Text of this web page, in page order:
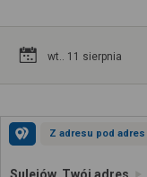
wt.. 11 sierpnia
Z adresu pod adres
Sulejów, Twój adres